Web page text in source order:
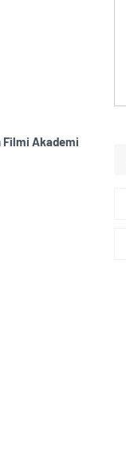
Filmi Akademi